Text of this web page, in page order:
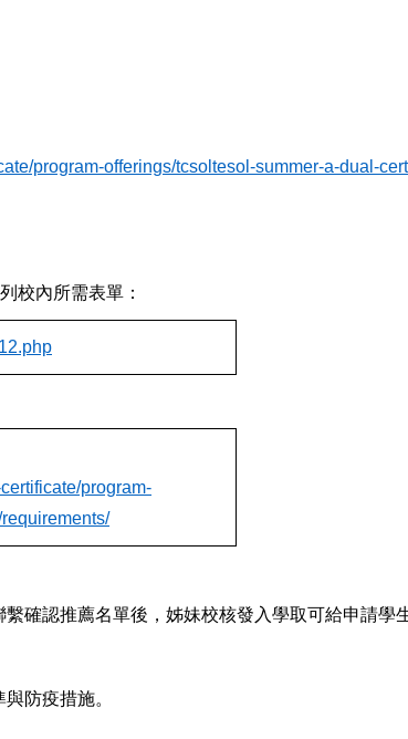
program-offerings/tcsoltesol-summer-a-dual-
校內所需表單：
program-
確認推薦名單後，姊妹校核發入學取可給申請學
防疫措施。